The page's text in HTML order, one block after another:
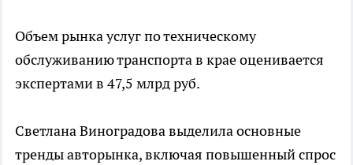
Объем рынка услуг по техническому
обслуживанию транспорта в крае оценивается
экспертами в 47,5 млрд руб.
Светлана Виноградова выделила основные
тренды авторынка, включая повышенный спрос